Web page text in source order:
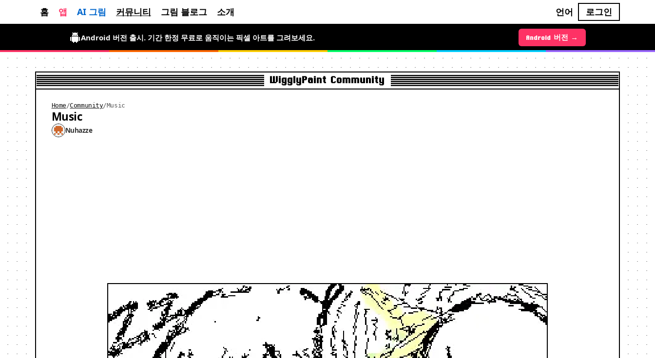
홈 앱 AI 그림 커뮤니티 그림 블로그 소개 언어 로그인
Android 버전 출시. 기간 한정 무료로 움직이는 픽셀 아트를 그려보세요. Android 버전 →
iOS 버전 →
WigglyPaint Community
Home /Community/Music
Music
Nuhazze